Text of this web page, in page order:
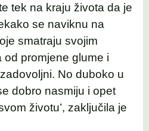
tek na kraju života da je
se naviknu na
smatraju svojim
promjene glume i
No duboko u
dobro nasmiju i opet
životu’, zaključila je